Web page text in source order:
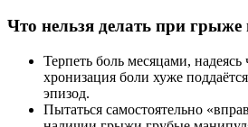
Что нельзя делать при грыже
Терпеть боль месяцами,
хронизация боли хуже
эпизод.
Пытаться самостоятельно